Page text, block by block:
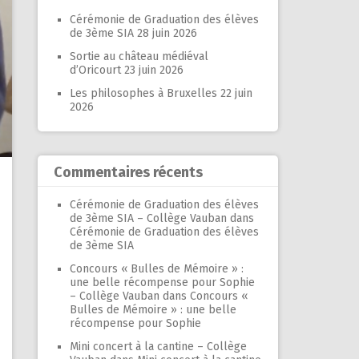
Cérémonie de Graduation des élèves
de 3ème SIA 28 juin 2026
Sortie au château médiéval
d’Oricourt 23 juin 2026
Les philosophes à Bruxelles 22 juin
2026
Commentaires récents
Cérémonie de Graduation des élèves
de 3ème SIA – Collège Vauban dans
Cérémonie de Graduation des élèves
de 3ème SIA
Concours « Bulles de Mémoire » :
une belle récompense pour Sophie
– Collège Vauban dans Concours «
Bulles de Mémoire » : une belle
récompense pour Sophie
Mini concert à la cantine – Collège